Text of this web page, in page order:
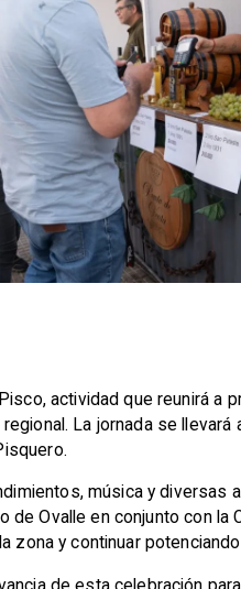
actividad que reunirá a
La jornada se llevará
música y diversas
de Ovalle en conjunto con la
y continuar